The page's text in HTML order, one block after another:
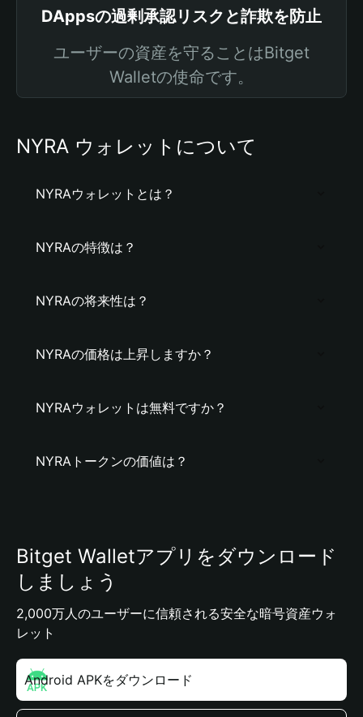
DAppsの過剰承認リスクと詐欺を防止
ユーザーの資産を守ることはBitget
Walletの使命です。
NYRA ウォレットについて
NYRAウォレットとは？
NYRAの特徴は？
NYRAの将来性は？
NYRAの価格は上昇しますか？
NYRAウォレットは無料ですか？
NYRAトークンの価値は？
Bitget Walletアプリをダウンロード
しましょう
2,000万人のユーザーに信頼される安全な暗号資産ウォ
レット
Android APKをダウンロード